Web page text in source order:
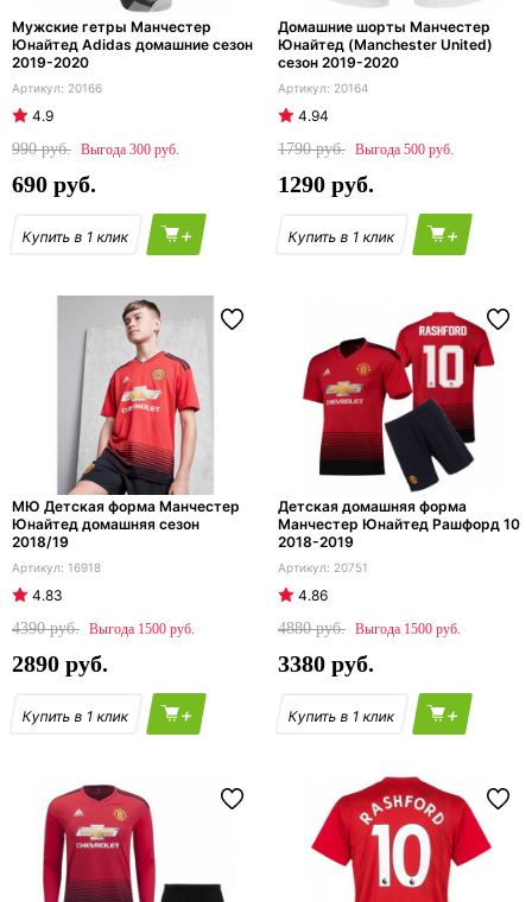
Мужские гетры Манчестер
Юнайтед Adidas домашние сезон
2019-2020
20166
4.9
990
300
690
+
Домашние шорты Манчестер
Юнайтед (Manchester United)
сезон 2019-2020
20164
4.94
1790
500
1290
+
МЮ Детская форма Манчестер
Юнайтед домашняя сезон
2018/19
16918
4.83
4390
1500
2890
+
Детская домашняя форма
Манчестер Юнайтед Рашфорд 10
2018-2019
20751
4.86
4880
1500
3380
+